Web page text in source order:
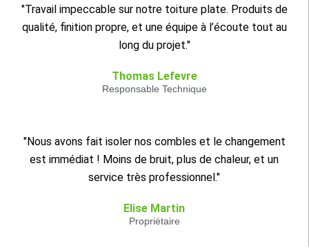
"Travail impeccable sur notre toiture plate. Produits de
qualité, finition propre, et une équipe à l’écoute tout au
long du projet."
Thomas Lefevre
Responsable Technique
"Nous avons fait isoler nos combles et le changement
est immédiat ! Moins de bruit, plus de chaleur, et un
service très professionnel."
Elise Martin
Propriétaire